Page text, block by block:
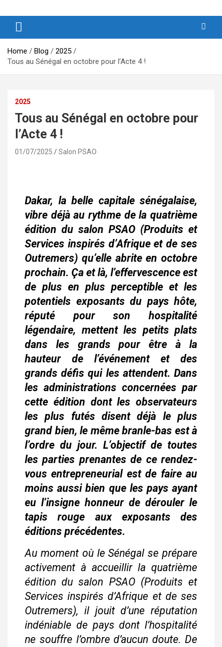
PSAO – Produits et Services
d’Afrique et de ses Outremers
Home Blog
2025
Tous au Sénégal en octobre pour l’Acte 4 !
2025
Tous au Sénégal en octobre pour
l’Acte 4 !
01/07/2025 Salon PSAO
Dakar, la belle capitale sénégalaise,
vibre déjà au rythme de la quatrième
édition du salon PSAO (Produits et
Services inspirés d’Afrique et de ses
Outremers) qu’elle abrite en octobre
prochain. Ça et là, l’effervescence est
de plus en plus perceptible et les
potentiels exposants du pays hôte,
réputé pour son hospitalité
légendaire, mettent les petits plats
dans les grands pour être à la
hauteur de l’événement et des
grands défis qui les attendent. Dans
les administrations concernées par
cette édition dont les observateurs
les plus futés disent déjà le plus
grand bien, le même branle-bas est à
l’ordre du jour. L’objectif de toutes
les parties prenantes de ce rendez-
vous entrepreneurial est de faire au
moins aussi bien que les pays ayant
eu l’insigne honneur de dérouler le
tapis rouge aux exposants des
éditions précédentes.
Au moment où le Sénégal se prépare
activement à accueillir la quatrième
édition du salon PSAO (Produits et
Services inspirés d’Afrique et de ses
Outremers), il jouit d’une réputation
indéniable de pays dont l’hospitalité
ne souffre l’ombre d’aucun doute. De